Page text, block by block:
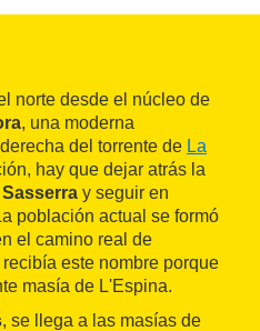
norte desde el núcleo de
, una moderna
del torrente de La
hay que dejar atrás la
y seguir en
población actual se formó
el camino real de
este nombre porque
masía de L'Espina.
, se llega a las masías de